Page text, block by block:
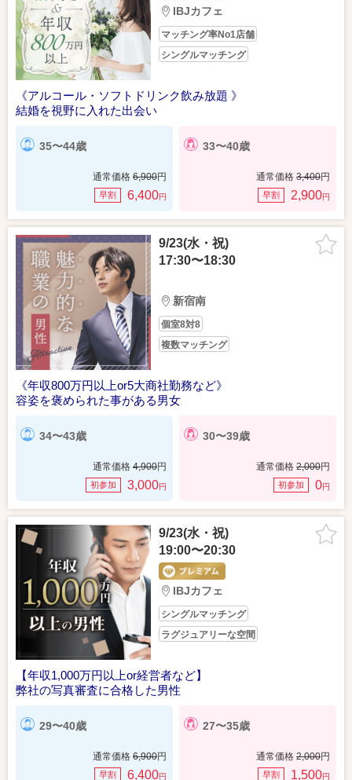
IBJカフェ
マッチング率No1店舗
シングルマッチング
《アルコール・ソフトドリンク飲み放題 》
結婚を視野に入れた出会い
35〜44歳
通常価格 6,900円
早割 6,400円
33〜40歳
通常価格 3,400円
早割 2,900円
9/23(水・祝)
17:30〜18:30
新宿南
個室8対8
複数マッチング
《年収800万円以上or5大商社勤務など》
容姿を褒められた事がある男女
34〜43歳
通常価格 4,900円
初参加 3,000円
30〜39歳
通常価格 2,000円
初参加 0円
9/23(水・祝)
19:00〜20:30
IBJカフェ
シングルマッチング
ラグジュアリーな空間
【年収1,000万円以上or経営者など】
弊社の写真審査に合格した男性
29〜40歳
通常価格 6,900円
早割 6,400円
27〜35歳
通常価格 2,000円
早割 1,500円